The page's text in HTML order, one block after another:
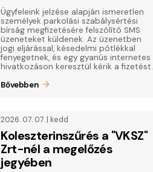
Ügyfeleink jelzése alapján ismeretlen
személyek parkolási szabálysértési
bírság megfizetésére felszólító SMS
üzeneteket küldenek. Az üzenetben
jogi eljárással, késedelmi pótlékkal
fenyegetnek, és egy gyanús internetes
hivatkozáson keresztül kérik a fizetést.
Bővebben
2026. 07. 07. | kedd
Koleszterinszűrés a "VKSZ"
Zrt-nél a megelőzés
jegyében